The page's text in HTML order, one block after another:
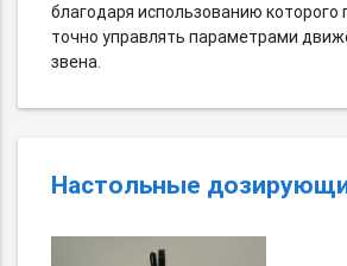
благодаря использованию которого
точно управлять параметрами
звена.
Настольные